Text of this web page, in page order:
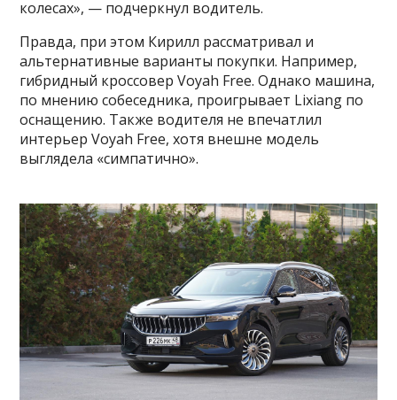
колесах», — подчеркнул водитель.
Правда, при этом Кирилл рассматривал и
альтернативные варианты покупки. Например,
гибридный кроссовер Voyah Free. Однако машина,
по мнению собеседника, проигрывает Lixiang по
оснащению. Также водителя не впечатлил
интерьер Voyah Free, хотя внешне модель
выглядела «симпатично».